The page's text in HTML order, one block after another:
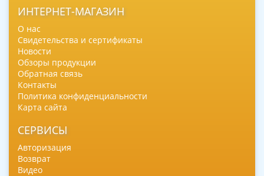
ИНТЕРНЕТ-МАГАЗИН
О нас
Свидетельства и сертификаты
Новости
Обзоры продукции
Обратная связь
Контакты
Политика конфиденциальности
Карта сайта
СЕРВИСЫ
Авторизация
Возврат
Видео